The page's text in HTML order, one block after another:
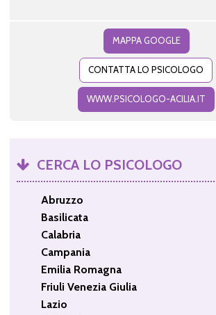
MAPPA GOOGLE
CONTATTA LO PSICOLOGO
WWW.PSICOLOGO-ACILIA.IT
CERCA LO PSICOLOGO
Abruzzo
Basilicata
Calabria
Campania
Emilia Romagna
Friuli Venezia Giulia
Lazio